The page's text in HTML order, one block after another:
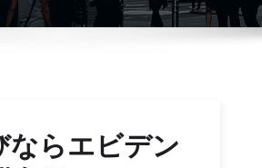
ならエビデン